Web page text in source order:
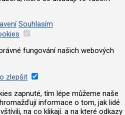
Souhlasím
fungování našich webových
zlepšit
zapnuté, tím lépe můžeme naše
informace o tom, jak lidé
na co klikají. a na které odkazy